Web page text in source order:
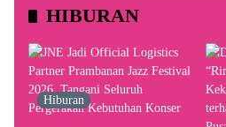
HIBURAN
Hiburan